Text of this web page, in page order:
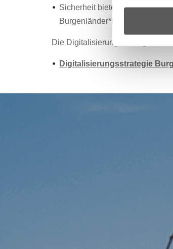
Sicherheit bieten –
Burgenländer*innen
Die Digitalisierungsstrategie
Digitalisierungsstrategie